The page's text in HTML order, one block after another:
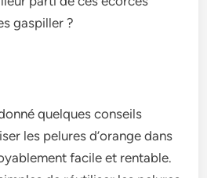
gaspiller ?
que­lques conseils
les pelures d’orange­ dans
facile­ et rentable.